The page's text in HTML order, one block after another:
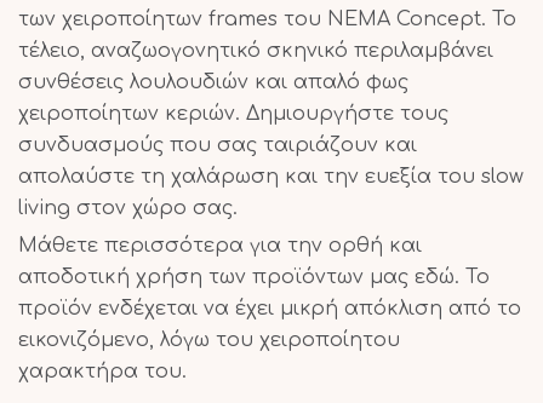
των χειροποίητων frames του NEMA Concept. Το
τέλειο, αναζωογονητικό σκηνικό περιλαμβάνει
συνθέσεις λουλουδιών και απαλό φως
χειροποίητων κεριών. Δημιουργήστε τους
συνδυασμούς που σας ταιριάζουν και
απολαύστε τη χαλάρωση και την ευεξία του slow
living στον χώρο σας.
Μάθετε περισσότερα για την ορθή και
αποδοτική χρήση των προϊόντων μας εδώ. Το
προϊόν ενδέχεται να έχει μικρή απόκλιση από το
εικονιζόμενο, λόγω του χειροποίητου
χαρακτήρα του.